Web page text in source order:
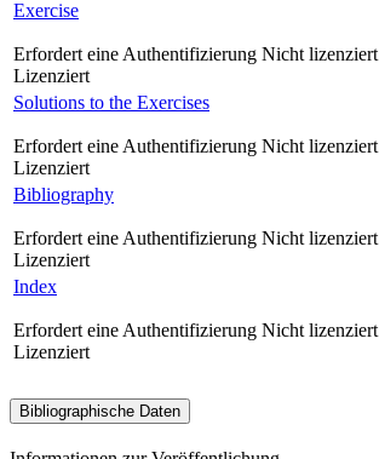
Exercise
Erfordert eine Authentifizierung Nicht lizenziert
Lizenziert
Solutions to the Exercises
Erfordert eine Authentifizierung Nicht lizenziert
Lizenziert
Bibliography
Erfordert eine Authentifizierung Nicht lizenziert
Lizenziert
Index
Erfordert eine Authentifizierung Nicht lizenziert
Lizenziert
Bibliographische Daten